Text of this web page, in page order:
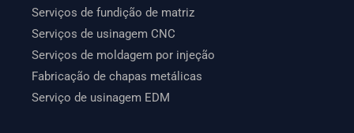
Serviços de fundição de matriz
Serviços de usinagem CNC
Serviços de moldagem por injeção
Fabricação de chapas metálicas
Serviço de usinagem EDM